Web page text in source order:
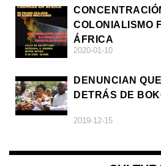
COLONIALISMO
ÁFRICA
2020-01-10
DENUNCIAN
DETRÁS DE
2019-12-15